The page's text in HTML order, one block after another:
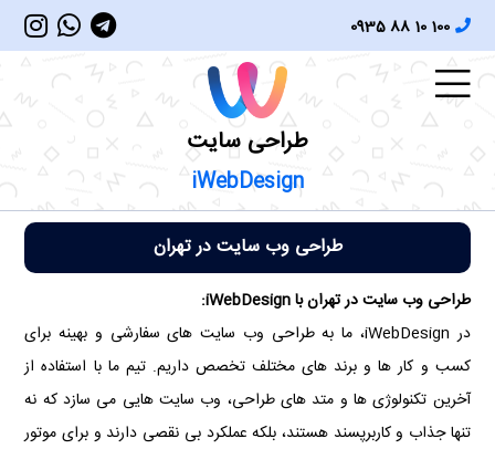
0935 88 10 100
طراحی سایت
iWebDesign
طراحی وب سایت در تهران
طراحی وب سایت در تهران با iWebDesign:
در iWebDesign، ما به طراحی وب سایت های سفارشی و بهینه برای
کسب و کار ها و برند های مختلف تخصص داریم. تیم ما با استفاده از
آخرین تکنولوژی ها و متد های طراحی، وب سایت هایی می سازد که نه
تنها جذاب و کاربرپسند هستند، بلکه عملکرد بی نقصی دارند و برای موتور